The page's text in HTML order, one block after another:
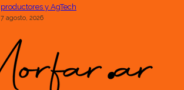
productores y AgTech
7 agosto, 2026